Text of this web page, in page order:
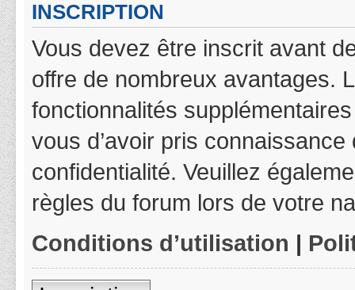
INSCRIPTION
Vous devez être inscrit avant
offre de nombreux avantages.
fonctionnalités
vous d’avoir pris
confidentialité. Veuillez
règles du forum lors de votre
Conditions d’utilisation |